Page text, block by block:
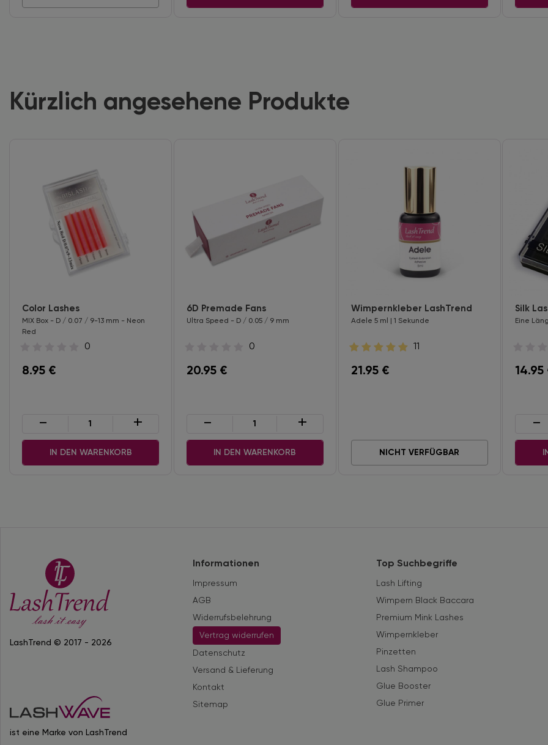
Kürzlich angesehene Produkte
Color Lashes
MIX Box - D / 0.07 / 9-13 mm - Neon
Red
0
8.95 €
- +
IN DEN WARENKORB
6D Premade Fans
Ultra Speed - D / 0.05 / 9 mm
0
20.95€
- +
IN DEN WARENKORB
Wimpernkleber LashTrend
Adele 5 ml | 1 Sekunde
11
21.95€
NICHT VERFÜGBAR
Silk
Eine
14.95
-
LashTrend © 2017 - 2026
ist eine Marke von LashTrend
Informationen
Impressum
AGB
Widerrufsbelehrung
Vertrag widerrufen
Datenschutz
Versand & Lieferung
Kontakt
Sitemap
Top Suchbegriffe
Lash Lifting
Wimpern Black Baccara
Premium Mink Lashes
Wimpernkleber
Pinzetten
Lash Shampoo
Glue Booster
Glue Primer